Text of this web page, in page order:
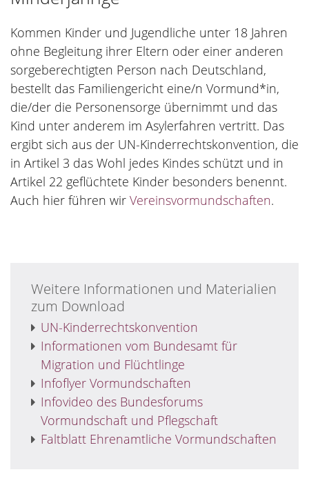
Kommen Kinder und Jugendliche unter 18 Jahren
ohne Begleitung ihrer Eltern oder einer anderen
sorgeberechtigten Person nach Deutschland,
bestellt das Familiengericht eine/n Vormund*in,
die/der die Personensorge übernimmt und das
Kind unter anderem im Asylerfahren vertritt. Das
ergibt sich aus der UN-Kinderrechtskonvention, die
in Artikel 3 das Wohl jedes Kindes schützt und in
Artikel 22 geflüchtete Kinder besonders benennt.
Auch hier führen wir Vereinsvormundschaften.
Weitere Informationen und Materialien
zum Download
UN-Kinderrechtskonvention
Informationen vom Bundesamt für
Migration und Flüchtlinge
Infoflyer Vormundschaften
Infovideo des Bundesforums
Vormundschaft und Pflegschaft
Faltblatt Ehrenamtliche Vormundschaften